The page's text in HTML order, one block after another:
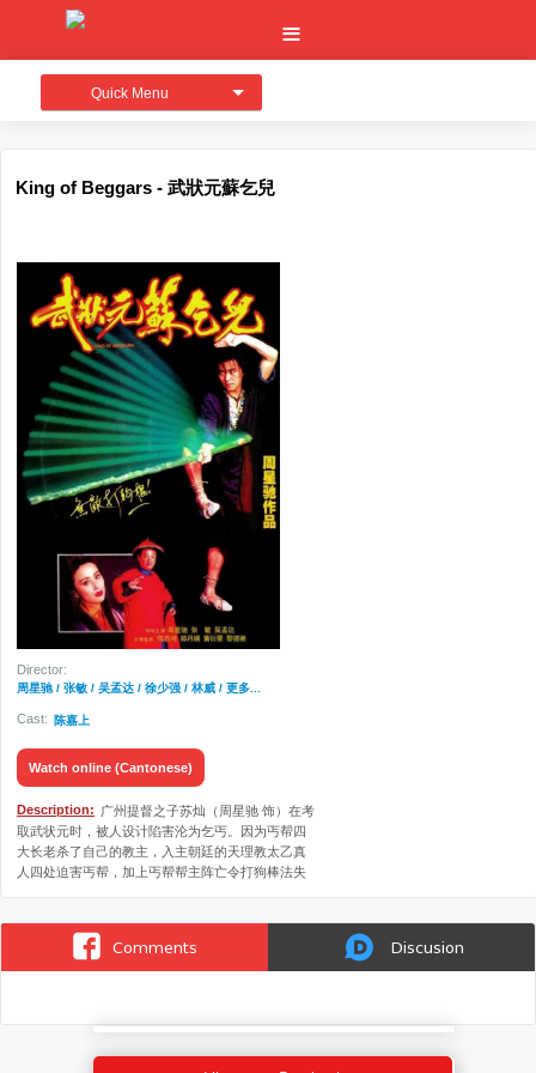
Quick Menu
King of Beggars - 武狀元蘇乞兒
Director:
周星驰 / 张敏 / 吴孟达 / 徐少强 / 林威 / 更多...
Cast: 陈嘉上
Watch online (Cantonese)
Description: 广州提督之子苏灿（周星驰 饰）在考
取武状元时，被人设计陷害沦为乞丐。因为丐帮四
大长老杀了自己的教主，入主朝廷的天理教太乙真
人四处迫害丐帮，加上丐帮帮主阵亡令打狗棒法失
丐帮接班人，传以打狗律 法要诀。苏灿学艺成功
后，成为新任帮主，开始团结各地丐帮会员自强，
共同奋力对抗天理教。太乙真人（徐少强 饰）欲拥
Comments Discusion